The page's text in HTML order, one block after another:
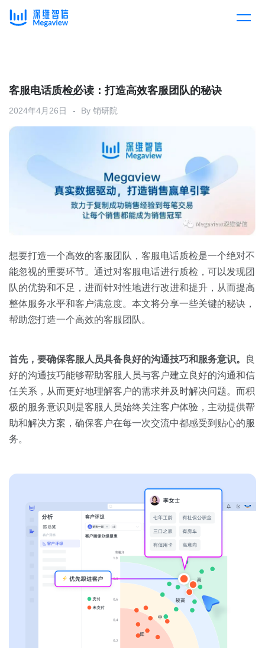
产品总览
产品集成
解决方案
按行业
消费医疗
房地产
金融
销售人员
销售管理
客户案例
资源中心
全部
白皮书
销售会话智能
关于我们
预约演示
客服电话质检必读：打造高效客服团队的秘诀
2024年4月26日 By 销研院
想要打造一个高效的客服团队，客服电话质检是一个绝对不
能忽视的重要环节。通过对客服电话进行质检，可以发现团
队的优势和不足，进而针对性地进行改进和提升，从而提高
整体服务水平和客户满意度。本文将分享一些关键的秘诀，
帮助您打造一个高效的客服团队。
首先，要确保客服人员具备良好的沟通技巧和服务意识。
良
好的沟通技巧能够帮助客服人员与客户建立良好的沟通和信
任关系，从而更好地理解客户的需求并及时解决问题。而积
极的服务意识则是客服人员始终关注客户体验，主动提供帮
助和解决方案，确保客户在每一次交流中都感受到贴心的服
务。